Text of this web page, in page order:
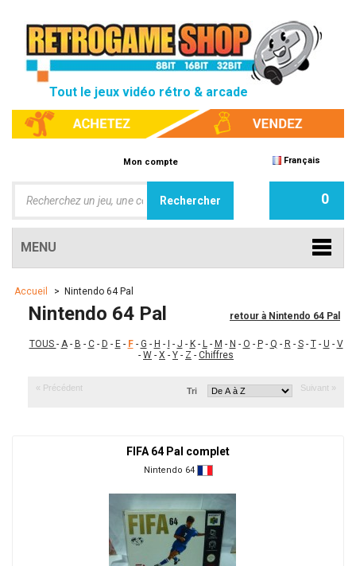
Tout le jeux vidéo rétro & arcade
Mon compte Français
0
MENU
Accueil > Nintendo 64 Pal
retour à Nintendo 64 Pal
Nintendo 64 Pal
TOUS - A- B - C- D - E- F- G - H - - J - K- L- M - N - O - P- Q - R - S- T- U - V
- W - X - Y - Z - Chiffres
« Précédent Suivant »
Tri
FIFA 64 Pal complet
Nintendo 64